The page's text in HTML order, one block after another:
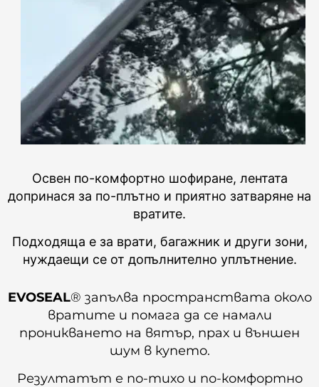
Освен по-комфортно шофиране, лентата
допринася за по-плътно и приятно затваряне на
вратите.
Подходяща е за врати, багажник и други зони,
нуждаещи се от допълнително уплътнение.
EVOSEAL® запълва пространствата около
вратите и помага да се намали
проникването на вятър, прах и външен
шум в купето.
Резултатът е по-тихо и по-комфортно